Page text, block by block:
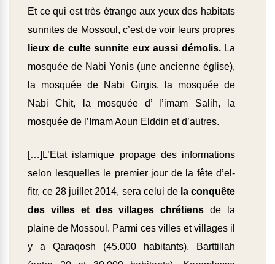
Et ce qui est très étrange aux yeux des habitats
sunnites de Mossoul, c’est de voir leurs propres
lieux de culte sunnite eux aussi démolis. La
mosquée de Nabi Yonis (une ancienne église),
la mosquée de Nabi Girgis, la mosquée de
Nabi Chit, la mosquée d’ l’imam Salih, la
mosquée de l’Imam Aoun Elddin et d’autres.
[…]L’Etat islamique propage des informations
selon lesquelles le premier jour de la fête d’el-
fitr, ce 28 juillet 2014, sera celui de la conquête
des villes et des villages chrétiens de la
plaine de Mossoul. Parmi ces villes et villages il
y a Qaraqosh (45.000 habitants), Barttillah